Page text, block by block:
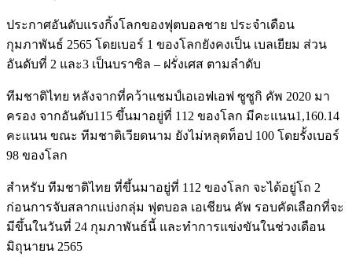
ประกาศอันดับแรงกิ้งโลกของฟุตบอลชาย ประจำเดือน
กุมภาพันธ์ 2565 โดยเบอร์ 1 ของโลกยังคงเป็น เบลเยียม ส่วน
อันดับที่ 2 และ3 เป็นบราซิล – ฝรั่งเศส ตามลำดับ
ทีมชาติไทย หลังจากที่คว้าแชมป์เอเอฟเอฟ ซูซูกิ คัพ 2020 มา
ครอง จากอันดับ115 ขึ้นมาอยู่ที่ 112 ของโลก มีคะแนน1,160.14
คะแนน ขณะ ทีมชาติเวียดนาม ยังไม่หลุดท็อป 100 โดยรั้งเบอร์
98 ของโลก
สำหรับ ทีมชาติไทย ที่ขึ้นมาอยู่ที่ 112 ของโลก จะได้อยู่โถ 2
ก่อนการจับสลากแบ่งกลุ่ม ฟุตบอล เอเชียน คัพ รอบคัดเลือกที่จะ
มีขึ้นในวันที่ 24 กุมภาพันธ์นี้ และทำการแข่งขันในช่วงเดือน
มิถุนายน 2565